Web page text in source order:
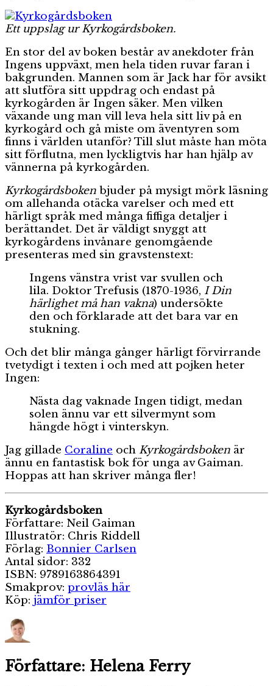
Ett uppslag ur Kyrkogårdsboken.
En stor del av boken består av anekdoter från
Ingens uppväxt, men hela tiden ruvar faran i
bakgrunden. Mannen som är Jack har för avsikt
att slutföra sitt uppdrag och endast på
kyrkogården är Ingen säker. Men vilken
växande ung man vill leva hela sitt liv på en
kyrkogård och gå miste om äventyren som
finns i världen utanför? Till slut måste han möta
sitt förflutna, men lyckligtvis har han hjälp av
vännerna på kyrkogården.
Kyrkogårdsboken bjuder på mysigt mörk läsning
om allehanda otäcka varelser och med ett
härligt språk med många fiffiga detaljer i
berättandet. Det är väldigt snyggt att
kyrkogårdens invånare genomgående
presenteras med sin gravstenstext:
Ingens vänstra vrist var svullen och
lila. Doktor Trefusis (1870-1936, I Din
härlighet må han vakna) undersökte
den och förklarade att det bara var en
stukning.
Och det blir många gånger härligt förvirrande
tvetydigt i texten i och med att pojken heter
Ingen:
Nästa dag vaknade Ingen tidigt, medan
solen ännu var ett silvermynt som
hängde högt i vinterskyn.
Jag gillade Coraline och Kyrkogårdsboken är
ännu en fantastisk bok för unga av Gaiman.
Hoppas att han skriver många fler!
Kyrkogårdsboken
Författare: Neil Gaiman
Illustratör: Chris Riddell
Förlag: Bonnier Carlsen
Antal sidor: 332
ISBN: 9789163864391
Smakprov: provläs här
Köp: jämför priser
Författare: Helena Ferry